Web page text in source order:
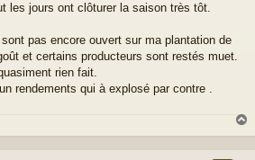
les jours ont clôturer la saison très tôt.
pas encore ouvert sur ma plantation de
et certains producteurs sont restés muet.
rien fait.
rendements qui à explosé par contre .
a